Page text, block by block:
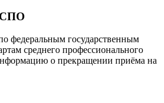
СПО
федеральным государственным
среднего профессионального
о прекращении приёма на